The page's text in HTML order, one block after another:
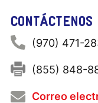
CONTÁCTENOS
Phone:
(970) 471-
Fax:
(855) 848-
Correo